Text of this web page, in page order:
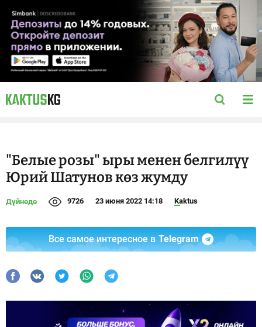
"Белые розы" ыры менен белгилүү
Юрий Шатунов көз жумду
Дүйнөдө 9726 23 июня 2022 14:18 Kaktus
Все самое интересное в Telegram